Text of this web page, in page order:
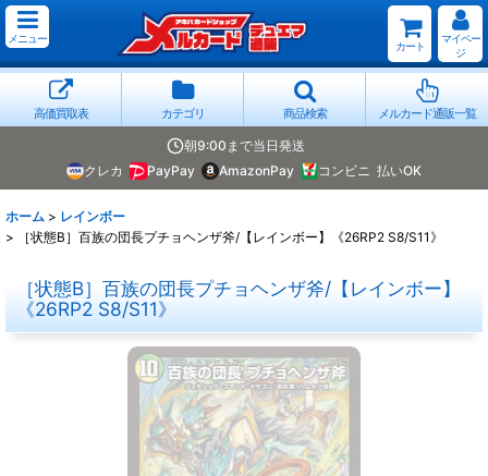
メニュー
カート
マイペー
ジ
高価買取表 カテゴリ 商品検索 メルカード通販一覧
朝9:00まで当日発送
クレカ
PayPay AmazonPay コンビニ 払いOK
ホーム > レインボー
>
［状態B］百族の団長プチョヘンザ斧/【レインボー】《26RP2 S8/S11》
［状態B］百族の団長プチョヘンザ斧/【レインボー】
《26RP2 S8/S11》